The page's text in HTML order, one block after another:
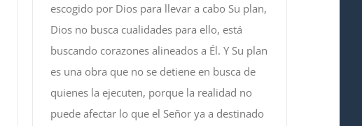
escogido por Dios para llevar a cabo Su plan,
Dios no busca cualidades para ello, está
buscando corazones alineados a Él. Y Su plan
es una obra que no se detiene en busca de
quienes la ejecuten, porque la realidad no
puede afectar lo que el Señor ya a destinado